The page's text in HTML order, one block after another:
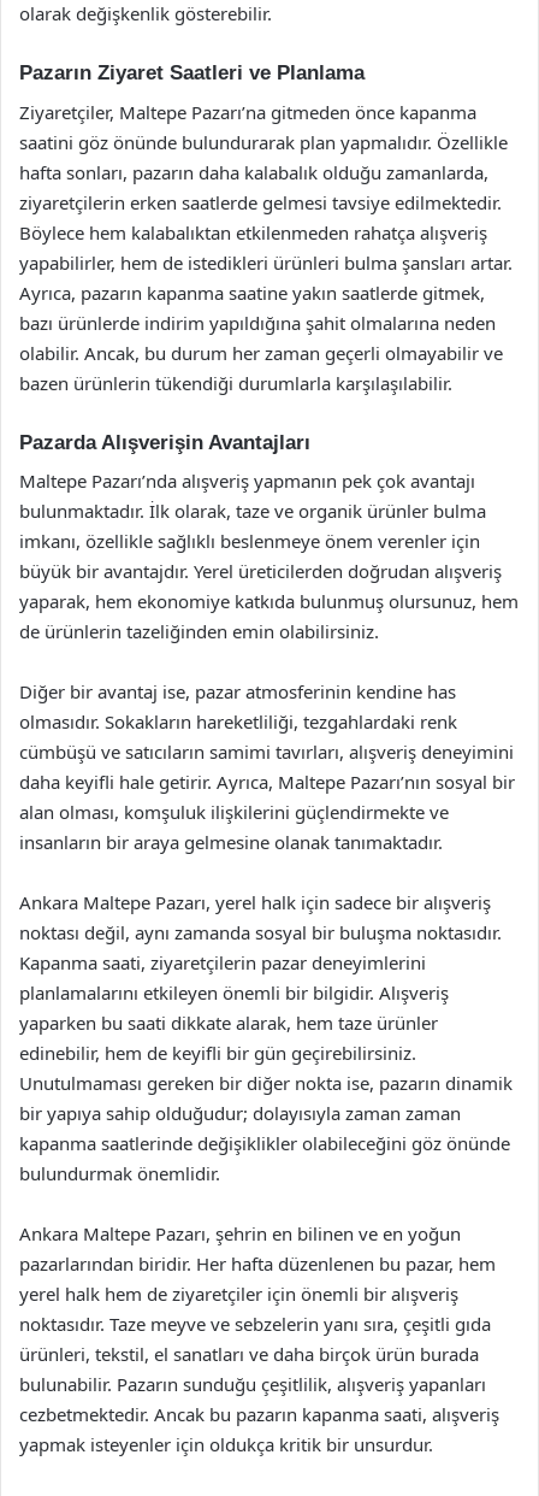
olarak değişkenlik gösterebilir.
Pazarın Ziyaret Saatleri ve Planlama
Ziyaretçiler, Maltepe Pazarı’na gitmeden önce kapanma
saatini göz önünde bulundurarak plan yapmalıdır. Özellikle
hafta sonları, pazarın daha kalabalık olduğu zamanlarda,
ziyaretçilerin erken saatlerde gelmesi tavsiye edilmektedir.
Böylece hem kalabalıktan etkilenmeden rahatça alışveriş
yapabilirler, hem de istedikleri ürünleri bulma şansları artar.
Ayrıca, pazarın kapanma saatine yakın saatlerde gitmek,
bazı ürünlerde indirim yapıldığına şahit olmalarına neden
olabilir. Ancak, bu durum her zaman geçerli olmayabilir ve
bazen ürünlerin tükendiği durumlarla karşılaşılabilir.
Pazarda Alışverişin Avantajları
Maltepe Pazarı’nda alışveriş yapmanın pek çok avantajı
bulunmaktadır. İlk olarak, taze ve organik ürünler bulma
imkanı, özellikle sağlıklı beslenmeye önem verenler için
büyük bir avantajdır. Yerel üreticilerden doğrudan alışveriş
yaparak, hem ekonomiye katkıda bulunmuş olursunuz, hem
de ürünlerin tazeliğinden emin olabilirsiniz.
Diğer bir avantaj ise, pazar atmosferinin kendine has
olmasıdır. Sokakların hareketliliği, tezgahlardaki renk
cümbüşü ve satıcıların samimi tavırları, alışveriş deneyimini
daha keyifli hale getirir. Ayrıca, Maltepe Pazarı’nın sosyal bir
alan olması, komşuluk ilişkilerini güçlendirmekte ve
insanların bir araya gelmesine olanak tanımaktadır.
Ankara Maltepe Pazarı, yerel halk için sadece bir alışveriş
noktası değil, aynı zamanda sosyal bir buluşma noktasıdır.
Kapanma saati, ziyaretçilerin pazar deneyimlerini
planlamalarını etkileyen önemli bir bilgidir. Alışveriş
yaparken bu saati dikkate alarak, hem taze ürünler
edinebilir, hem de keyifli bir gün geçirebilirsiniz.
Unutulmaması gereken bir diğer nokta ise, pazarın dinamik
bir yapıya sahip olduğudur; dolayısıyla zaman zaman
kapanma saatlerinde değişiklikler olabileceğini göz önünde
bulundurmak önemlidir.
Ankara Maltepe Pazarı, şehrin en bilinen ve en yoğun
pazarlarından biridir. Her hafta düzenlenen bu pazar, hem
yerel halk hem de ziyaretçiler için önemli bir alışveriş
noktasıdır. Taze meyve ve sebzelerin yanı sıra, çeşitli gıda
ürünleri, tekstil, el sanatları ve daha birçok ürün burada
bulunabilir. Pazarın sunduğu çeşitlilik, alışveriş yapanları
cezbetmektedir. Ancak bu pazarın kapanma saati, alışveriş
yapmak isteyenler için oldukça kritik bir unsurdur.